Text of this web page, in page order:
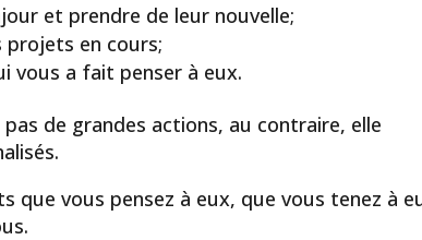
et prendre de leur nouvelle;
projets en cours;
vous a fait penser à eux.
de grandes actions, au contraire, elle
que vous pensez à eux, que vous tenez à